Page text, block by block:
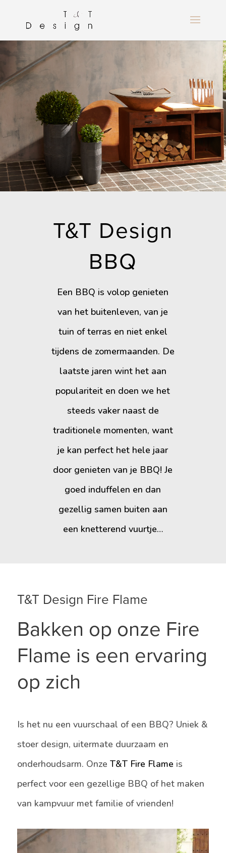
T&T Design
BBQ
Een BBQ is volop genieten
van het buitenleven, van je
tuin of terras en niet enkel
tijdens de zomermaanden. De
laatste jaren wint het aan
populariteit en doen we het
steeds vaker naast de
traditionele momenten, want
je kan perfect het hele jaar
door genieten van je BBQ! Je
goed induffelen en dan
gezellig samen buiten aan
een knetterend vuurtje…
T&T Design Fire Flame
Bakken op onze Fire
Flame is een ervaring
op zich
Is het nu een vuurschaal of een BBQ? Uniek &
stoer design, uitermate duurzaam en
onderhoudsarm. Onze T&T Fire Flame is
perfect voor een gezellige BBQ of het maken
van kampvuur met familie of vrienden!